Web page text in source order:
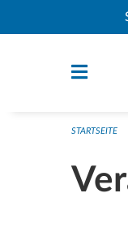
Navigation
STARTSEITE